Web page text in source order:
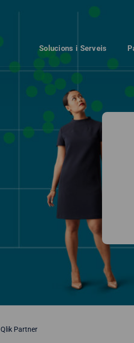
Solucions i Serveis
Qlik Partner